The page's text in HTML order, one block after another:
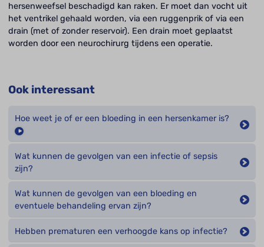
hersenweefsel beschadigd kan raken. Er moet dan vocht uit
het ventrikel gehaald worden, via een ruggenprik of via een
drain (met of zonder reservoir). Een drain moet geplaatst
worden door een neurochirurg tijdens een operatie.
Ook interessant
Hoe weet je of er een bloeding in een hersenkamer is?
Wat kunnen de gevolgen van een infectie of sepsis
zijn?
Wat kunnen de gevolgen van een bloeding en
eventuele behandeling ervan zijn?
Hebben prematuren een verhoogde kans op infectie?